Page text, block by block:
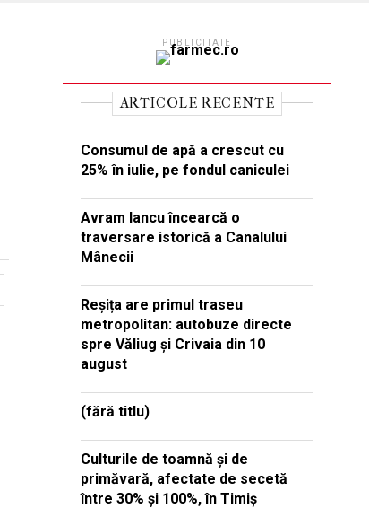
PUBLICITATE
ARTICOLE RECENTE
Consumul de apă a crescut cu
25% în iulie, pe fondul caniculei
Avram Iancu încearcă o
traversare istorică a Canalului
Mânecii
Reșița are primul traseu
metropolitan: autobuze directe
spre Văliug și Crivaia din 10
august
(fără titlu)
Culturile de toamnă și de
primăvară, afectate de secetă
între 30% și 100%, în Timiș